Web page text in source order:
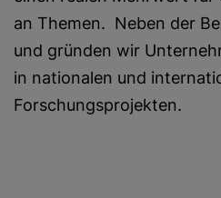
an Themen. Neben der
und gründen wir
in nationalen und
Forschungsprojekten.